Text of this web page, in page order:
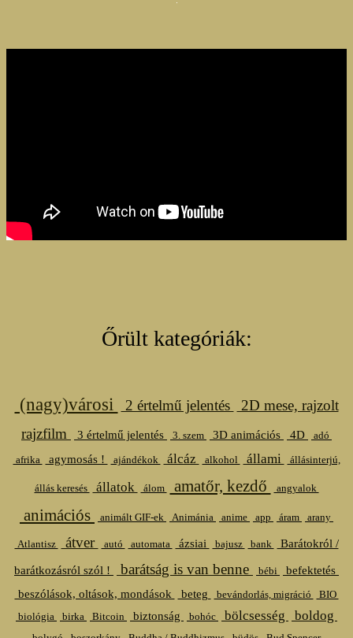
Őrült kategóriák:
(nagy)városi 2 értelmű jelentés
2D mese, rajzolt
rajzfilm
3 értelmű jelentés 3. szem 3D animációs 4D adó
afrika agymosás ! ajándékok álcáz alkohol állami állásinterjú,
állás keresés állatok álom amatőr, kezdő angyalok
animációs animált GIF-ek Animánia anime app áram arany
Atlantisz átver autó automata ázsiai bajusz bank
Barátokról /
barátkozásról szól !
barátság is van benne bébi
befektetés
beszólások, oltások, mondások
beteg bevándorlás, migráció
BIO
biológia
birka Bitcoin biztonság bohóc bölcsesség boldog